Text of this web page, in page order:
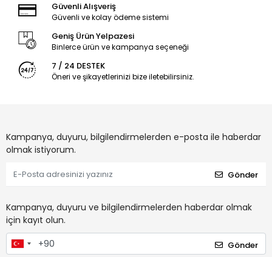
Güvenli Alışveriş
Güvenli ve kolay ödeme sistemi
Geniş Ürün Yelpazesi
Binlerce ürün ve kampanya seçeneği
7 / 24 DESTEK
Öneri ve şikayetlerinizi bize iletebilirsiniz.
Kampanya, duyuru, bilgilendirmelerden e-posta ile haberdar
olmak istiyorum.
Gönder
Kampanya, duyuru ve bilgilendirmelerden haberdar olmak
için kayıt olun.
Gönder